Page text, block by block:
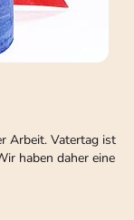
Arbeit. Vatertag ist
haben daher eine